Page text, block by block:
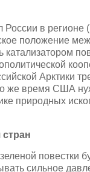
России в регионе
положение
катализатором
Арктики
же время США
природных
повестки
сильное